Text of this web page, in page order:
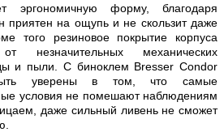
эргономичную форму, благодаря
приятен на ощупь и не скользит даже
того резиновое покрытие корпуса
незначительных механических
и пыли. С биноклем Bresser Condor
уверены в том, что самые
условия не помешают наблюдениям
даже сильный ливень не сможет